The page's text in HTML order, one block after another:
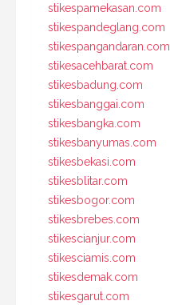
stikespamekasan.com
stikespandeglang.com
stikespangandaran.com
stikesacehbarat.com
stikesbadung.com
stikesbanggai.com
stikesbangka.com
stikesbanyumas.com
stikesbekasi.com
stikesblitar.com
stikesbogor.com
stikesbrebes.com
stikescianjur.com
stikesciamis.com
stikesdemak.com
stikesgarut.com